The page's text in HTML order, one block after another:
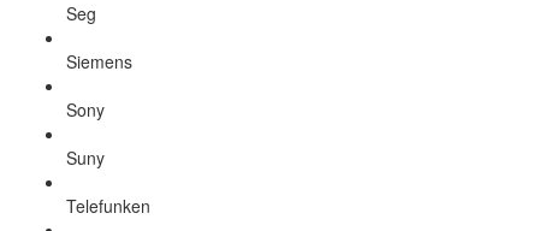
Seg
Siemens
Sony
Suny
Telefunken